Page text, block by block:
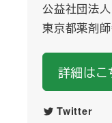
公益社団法
東京都薬剤師
詳細はこ
Twitter